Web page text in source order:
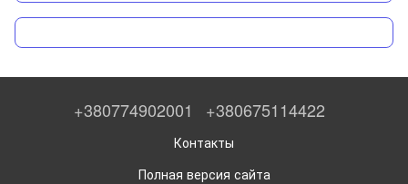
+380774902001 +380675114422
Контакты
Полная версия сайта